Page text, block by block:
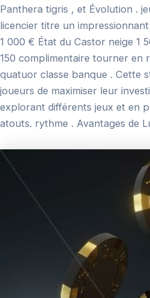
Panthera tigris , et Évolution .
licencier titre un
1 000 € État du Castor neige 1
150 complimentaire tourner en
quatuor classe banque . Cette
joueurs de maximiser leur
explorant différents jeux et en
atouts. rythme . Avantages de